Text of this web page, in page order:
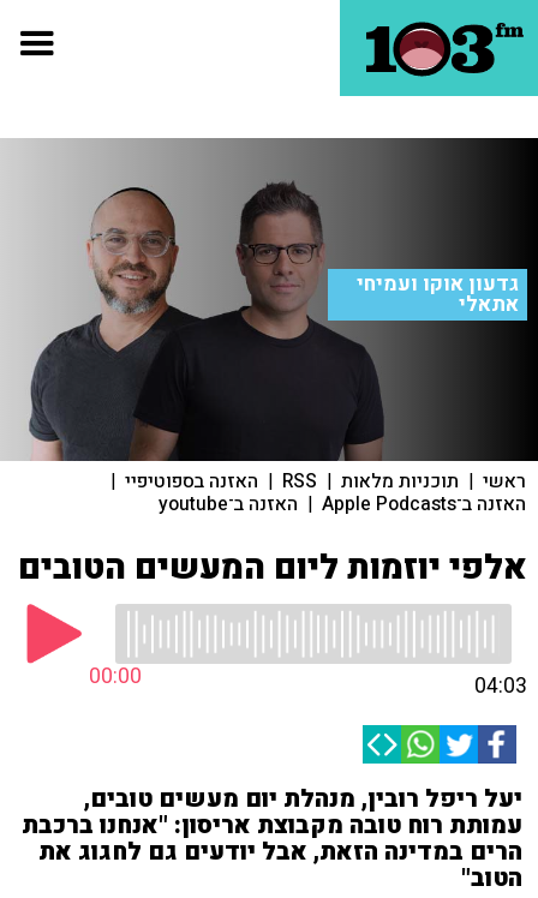
גדעון אוקו ועמיחי
אתאלי
ראשי | תוכניות מלאות |
RSS
| האזנה בספוטיפיי |
האזנה ב־Apple Podcasts | האזנה ב־youtube
אלפי יוזמות ליום המעשים הטובים
00:00 04:03
יעל ריפל רובין, מנהלת יום מעשים טובים,
עמותת רוח טובה מקבוצת אריסון: "אנחנו ברכבת
הרים במדינה הזאת, אבל יודעים גם לחגוג את
הטוב"